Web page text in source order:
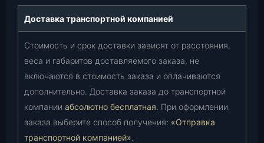
Доставка транспортной компанией
Стоимость и срок доставки зависят от расстояния,
веса и габаритов доставляемого заказа, не
включаются в стоимость заказа и оплачиваются
дополнительно. Доставка заказа до транспортной
компании абсолютно бесплатная. При оформлении
заказа выберите способ получения: «Отправка
транспортной компанией».